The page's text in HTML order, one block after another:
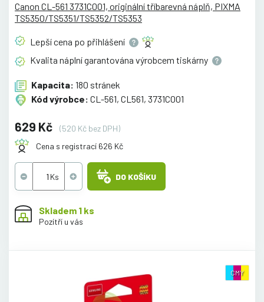
Canon CL-561 3731C001, originální tříbarevná náplň, PIXMA
TS5350/TS5351/TS5352/TS5353
Lepší cena po přihlášení
Kvalita náplní garantována výrobcem tiskárny
Kapacita: 180 stránek
Kód výrobce: CL-561, CL561, 3731C001
629 Kč
(520 Kč bez DPH)
Cena s registrací 626 Kč
DO KOŠÍKU
Skladem 1 ks
Pozítří u vás
CMY